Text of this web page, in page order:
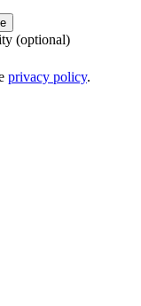
(optional)
privacy policy.